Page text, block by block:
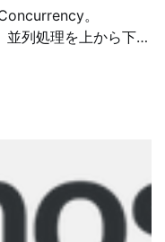
。
列処理を上から下に
で試そうとしたと
とは _Concurrency
ポートすることで
ないでConcurrencyの